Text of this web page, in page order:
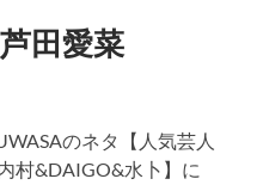
田愛菜
のネタ【人気芸人
村&DAIGO&水卜】に